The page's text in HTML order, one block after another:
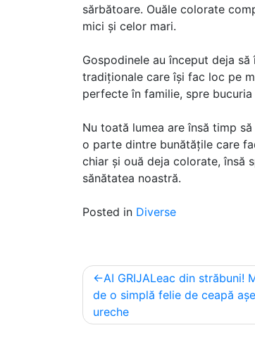
sărbătoare. Ouăle colorate
mici și celor mari.
Gospodinele au început deja
tradiționale care își fac loc pe
perfecte în familie, spre
Nu toată lumea are însă timp
o parte dintre bunătățile care
chiar și ouă deja colorate, însă
sănătatea noastră.
Posted in Diverse
Post
navigation
AI GRIJALeac din străbuni!
de o simplă felie de ceapă
ureche